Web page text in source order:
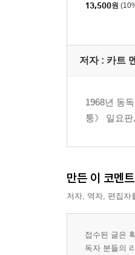
13,500원
저자 : 카트
1968년 동
퉁》 일요
만든 이 코멘트
저자, 역자, 편집자
접수된 글은
독자 분들의